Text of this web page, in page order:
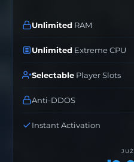
Unlimited RAM
Unlimited Extreme CPU
Selectable Player Slots
Anti-DDOS
Instant Activation